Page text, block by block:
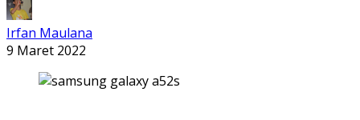
Irfan Maulana
9 Maret 2022